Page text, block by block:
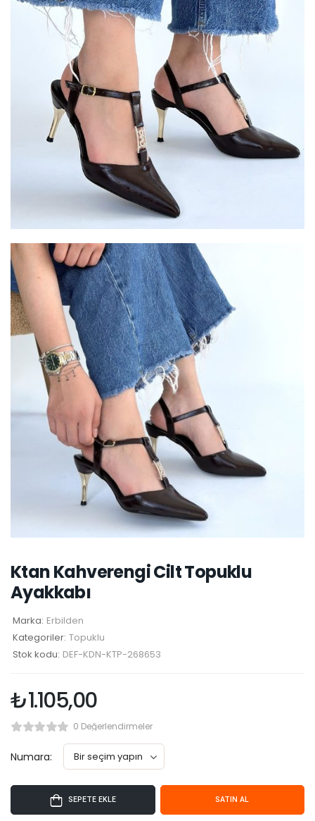
Ktan Kahverengi Cilt Topuklu
Ayakkabı
Marka: Erbilden
Kategoriler: Topuklu
Stok kodu: DEF-KDN-KTP-268653
₺1.105,00
0 Değerlendirmeler
Numara:
SEPETE EKLE SATIN AL